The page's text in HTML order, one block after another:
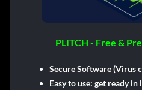
PLITCH - Free &
Secure Software (Virus
Easy to use: get ready in